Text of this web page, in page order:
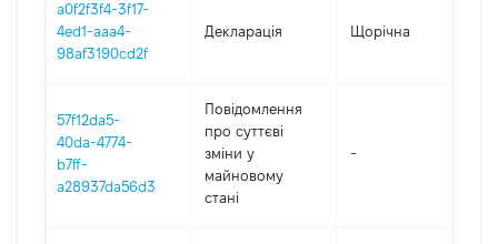
a0f2f3f4-3f17-
4ed1-aaa4-
98af3190cd2f
Декларація Щорічна
57f12da5-
40da-4774-
b7ff-
a28937da56d3
Повідомлення
про суттєві
зміни y
майновому
стані
-